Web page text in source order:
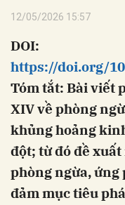
12/05/2026 15:57
DOI:
https://doi.org/
Tóm tắt: Bài viết
XIV về phòng
khủng hoảng
đột; từ đó đề
phòng ngừa, ứng
đảm mục tiêu